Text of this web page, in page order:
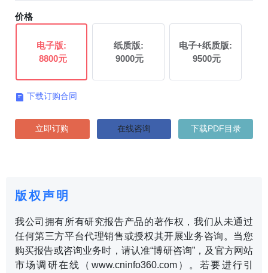
价格
电子版:
8800元
纸质版:
9000元
电子+纸质版:
9500元
 下载订购合同
立即订购 在线咨询 下载PDF目录
版权声明
我公司拥有所有研究报告产品的著作权，我们从未通过
任何第三方平台代理销售或授权其开展业务咨询。当您
购买报告或咨询业务时，请认准“博研咨询”，及官方网站
市场调研在线（www.cninfo360.com）。若要进行引